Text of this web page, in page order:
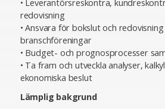
• Leverantörsreskontra,
redovisning
• Ansvara för bokslut och
branschföreningar
• Budget- och prognosprocesser
• Ta fram och utveckla analyser,
ekonomiska beslut
Lämplig bakgrund